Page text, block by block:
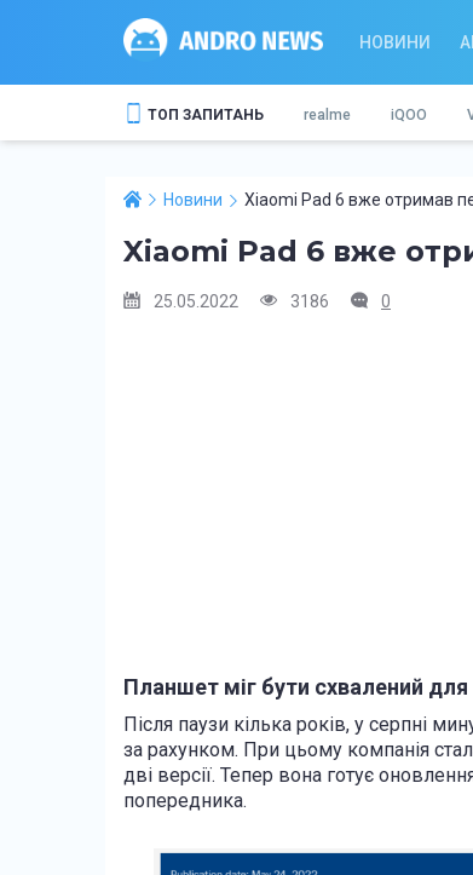
НОВИНИ
ТОП ЗАПИТАНЬ realme iQOO
Новини Xiaomi Pad 6 вже отримав
Xiaomi Pad 6 вже
25.05.2022 3186 0
Планшет міг бути схвалений для
Після паузи кілька років, у серпні
за рахунком. При цьому компанія
дві версії. Тепер вона готує
попередника.